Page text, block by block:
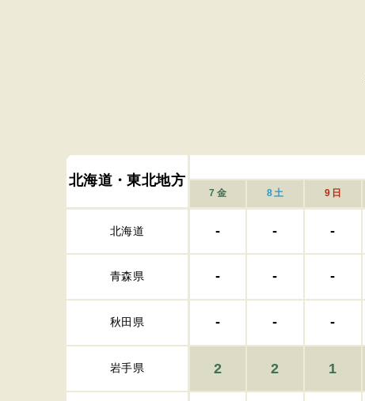
北海道・東北地方
7 金 8土 9 日
北海道 - - -
青森県 - - -
秋田県 - - -
岩手県 2 2 1